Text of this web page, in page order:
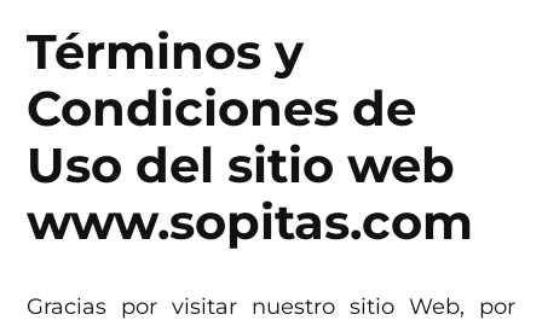
Términos y
Condiciones de
Uso del sitio web
www.sopitas.com
Gracias por visitar nuestro sitio Web, por